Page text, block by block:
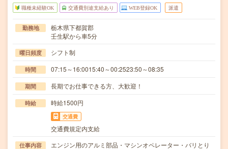
職種未経験OK 交通費別途支給あり WEB登録OK 派遣
勤務地
栃木県下都賀郡
壬生駅から車5分
曜日頻度 シフト制
時間 07:15～16:0015:40～00:2523:50～08:35
期間 長期でお仕事できる方、大歓迎！
時給 時給1500円
交通費
交通費規定内支給
仕事内容 エンジン用のアルミ部品・マシンオペレーター・バリとり